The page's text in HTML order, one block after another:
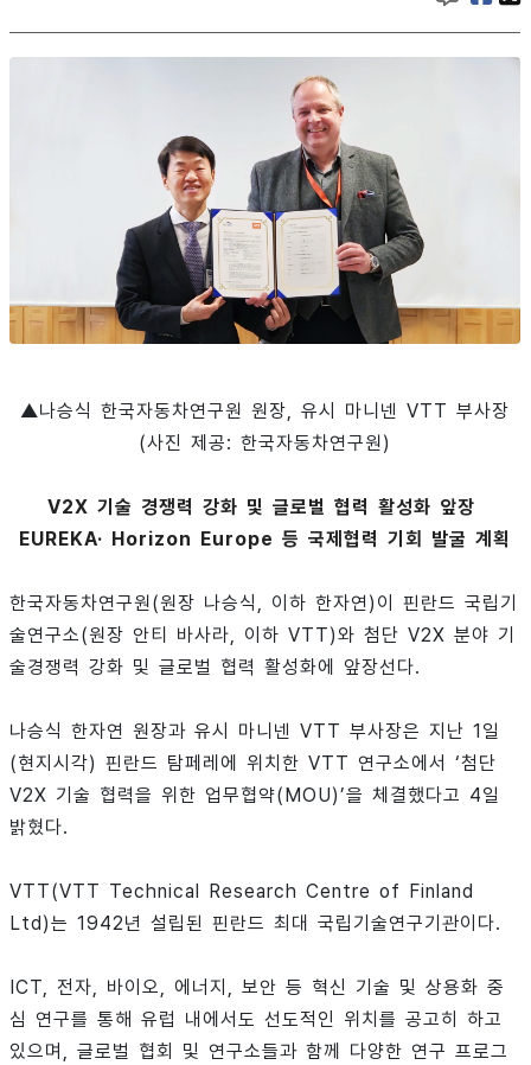
▲나승식 한국자동차연구원 원장, 유시 마니넨 VTT 부사장
(사진 제공: 한국자동차연구원)
V2X 기술 경쟁력 강화 및 글로벌 협력 활성화 앞장
EUREKA· Horizon Europe 등 국제협력 기회 발굴 계획
한국자동차연구원(원장 나승식, 이하 한자연)이 핀란드 국립기
술연구소(원장 안티 바사라, 이하 VTT)와 첨단 V2X 분야 기
술경쟁력 강화 및 글로벌 협력 활성화에 앞장선다.
나승식 한자연 원장과 유시 마니넨 VTT 부사장은 지난 1일
(현지시각) 핀란드 탐페레에 위치한 VTT 연구소에서 ‘첨단
V2X 기술 협력을 위한 업무협약(MOU)’을 체결했다고 4일
밝혔다.
VTT(VTT Technical Research Centre of Finland
Ltd)는 1942년 설립된 핀란드 최대 국립기술연구기관이다.
ICT, 전자, 바이오, 에너지, 보안 등 혁신 기술 및 상용화 중
심 연구를 통해 유럽 내에서도 선도적인 위치를 공고히 하고
있으며, 글로벌 협회 및 연구소들과 함께 다양한 연구 프로그